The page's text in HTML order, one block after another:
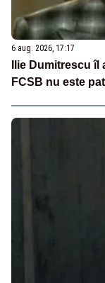
6 aug. 2026, 17:17
Ilie Dumitrescu
FCSB nu este